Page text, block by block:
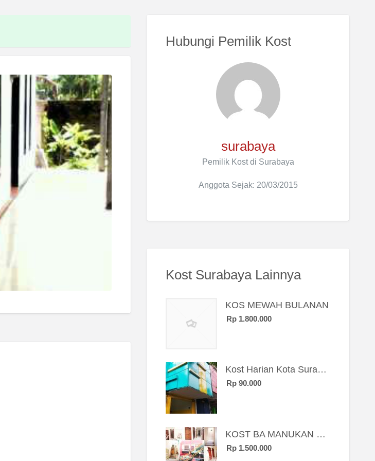
Hubungi Pemilik Kost
surabaya
Pemilik Kost di Surabaya
Anggota Sejak: 20/03/2015
Kost Surabaya Lainnya
KOS MEWAH BULANAN
Rp 1.800.000
Kost Harian Kota Surabaya “Sierra Kost”
Rp 90.000
KOST BA MANUKAN SBY BRT
Rp 1.500.000